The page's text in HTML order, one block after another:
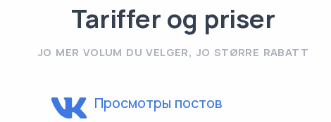
Tariffer og priser
JO MER VOLUM DU VELGER, JO STØRRE RABATT
Просмотры постов